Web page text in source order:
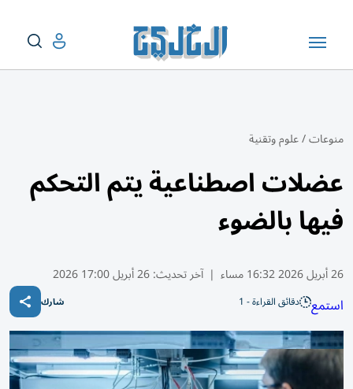
منوعات/علوم وتقنية
عضلات اصطناعية يتم التحكم
فيها بالضوء
26 أبريل 2026 16:32 مساء | آخر تحديث:26 أبريل 17:00 2026
استمع دقائق القراءة - 1 شارك